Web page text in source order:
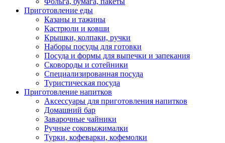
Приготовление еды
Казаны и тажины
Кастрюли и ковши
Крышки, колпаки, ручки
Наборы посуды для готовки
Посуда и формы для выпечки и запекания
Сковороды и сотейники
Специализированная посуда
Туристическая посуда
Приготовление напитков
Аксессуары для приготовления напитков
Домашний бар
Заварочные чайники
Ручные соковыжималки
Турки, кофеварки, кофемолки